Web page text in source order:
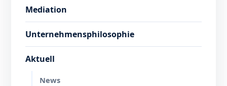
Mediation
Unternehmensphilosophie
Aktuell
News